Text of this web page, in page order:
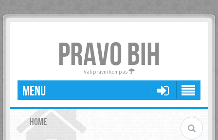
PRAVO BIH
Vaš pravni kompas
MENU
HOME